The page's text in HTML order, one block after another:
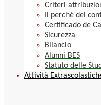
Criteri
Il perché del
Certificado de
Sicurezza
Bilancio
Alunni BES
Statuto delle
Attività